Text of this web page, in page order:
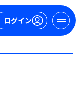
ログイン